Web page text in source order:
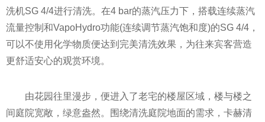
洗机SG 4/4进行清洗。在4 bar的蒸汽压力下，搭载连续蒸汽
流量控制和VapoHydro功能(连续调节蒸汽饱和度)的SG 4/4，
可以不使用化学物质便达到完美清洗效果，为往来宾客营造
更舒适安心的观赏环境。
由花园往里漫步，便进入了老宅的楼屋区域，楼与楼之
间庭院宽敞，绿意盎然。围绕清洗庭院地面的需求，卡赫清